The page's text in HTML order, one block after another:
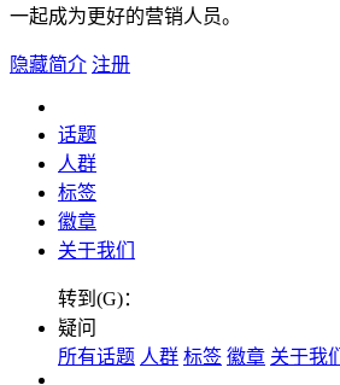
一起成为更好的营销人员。
隐藏简介 注册
话题
人群
标签
徽章
关于我们
转到(G)：
疑问
所有话题 人群 标签 徽章 关于我们